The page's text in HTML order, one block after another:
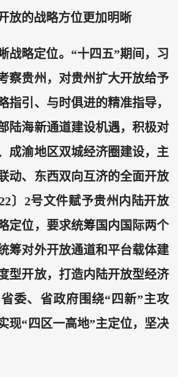
放的战略方位更加明晰
战略定位。“十四五”期间，习
察贵州，对贵州扩大开放给予
指引、与时俱进的精准指导，
陆海新通道建设机遇，积极对
成渝地区双城经济圈建设，主
动、东西双向互济的全面开放
〕2号文件赋予贵州内陆开放
定位，要求统筹国内国际两个
筹对外开放通道和平台载体建
型开放，打造内陆开放型经济
委、省政府围绕“四新”主攻
现“四区一高地”主定位，坚决